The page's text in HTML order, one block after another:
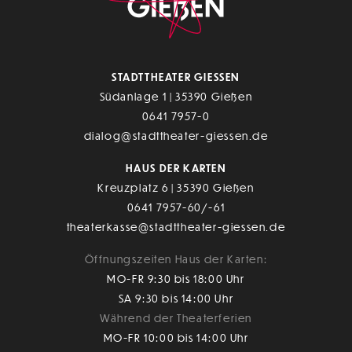
STADTTHEATER GIESSEN
Südanlage 1 | 35390 Gießen
0641 7957-0
dialog@stadttheater-giessen.de
HAUS DER KARTEN
Kreuzplatz 6 | 35390 Gießen
0641 7957-60/-61
theaterkasse@stadttheater-giessen.de
Öffnungszeiten Haus der Karten:
MO-FR 9:30 bis 18:00 Uhr
SA 9:30 bis 14:00 Uhr
Während der Theaterferien
MO-FR 10:00 bis 14:00 Uhr